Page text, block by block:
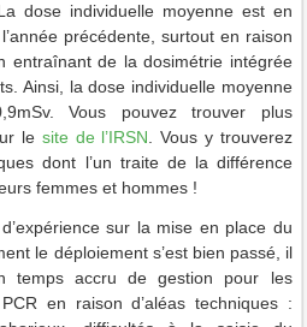
dose individuelle moyenne est en
précédente, surtout en raison
entraînant de la dosimétrie intégrée
Ainsi, la dose individuelle moyenne
Vous pouvez trouver plus
le site de l’IRSN. Vous y trouverez
dont l’un traite de la différence
femmes et hommes !
sur la mise en place du
le déploiement s’est bien passé, il
temps accru de gestion pour les
en raison d’aléas techniques :